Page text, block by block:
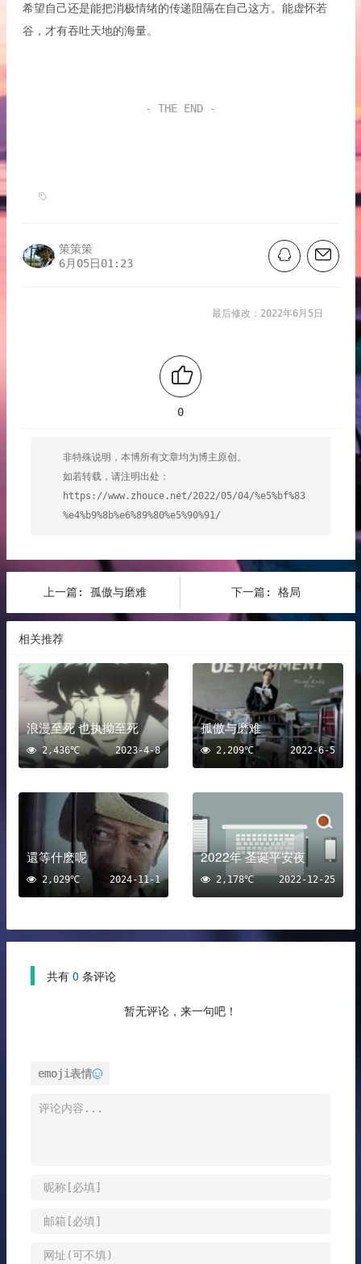
希望自己还是能把消极情绪的传递阻隔在自己这方。能虚怀若
谷，才有吞吐天地的海量。
- THE END -
策策策
6月05日01:23
最后修改：2022年6月5日
0
非特殊说明，本博所有文章均为博主原创。
如若转载，请注明出处：
https://www.zhouce.net/2022/05/04/%e5%bf%83
%e4%b9%8b%e6%89%80%e5%90%91/
上一篇: 孤傲与磨难 下一篇: 格局
相关推荐
浪漫至死 也执拗至死
2023-4-8
2,436℃
孤傲与磨难
2022-6-5
2,209℃
還等什麽呢
2024-11-1
2,029℃
2022年 圣诞平安夜
2022-12-25
2,178℃
共有 0 条评论
暂无评论，来一句吧！
emoji表情